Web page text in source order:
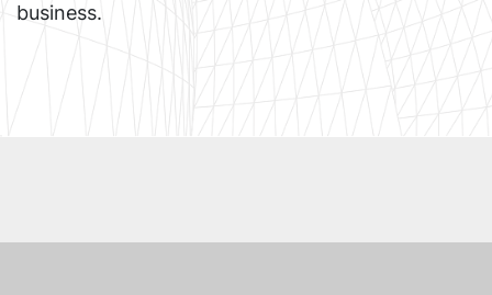
business.